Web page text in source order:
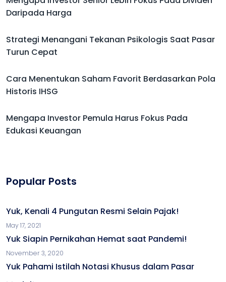
Daripada Harga
Strategi Menangani Tekanan Psikologis Saat Pasar
Turun Cepat
Cara Menentukan Saham Favorit Berdasarkan Pola
Historis IHSG
Mengapa Investor Pemula Harus Fokus Pada
Edukasi Keuangan
Popular Posts
Yuk, Kenali 4 Pungutan Resmi Selain Pajak!
May 17, 2021
Yuk Siapin Pernikahan Hemat saat Pandemi!
November 3, 2020
Yuk Pahami Istilah Notasi Khusus dalam Pasar